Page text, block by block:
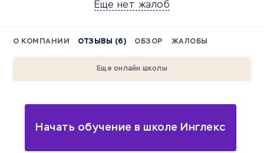
Еще нет жалоб
О КОМПАНИИ ОТЗЫВЫ (6) ОБЗОР ЖАЛОБЫ
Еще онлайн школы
Начать обучение в школе Инглекс